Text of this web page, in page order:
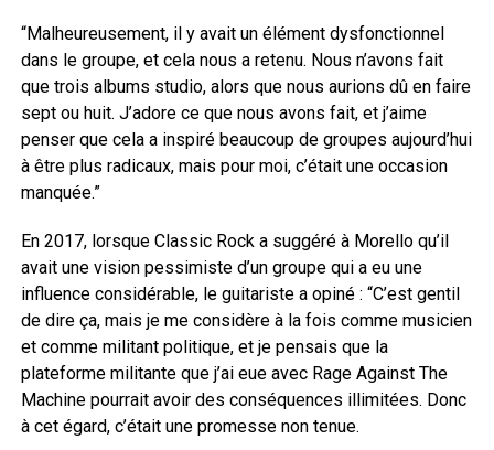
“Malheureusement, il y avait un élément dysfonctionnel
dans le groupe, et cela nous a retenu. Nous n’avons fait
que trois albums studio, alors que nous aurions dû en faire
sept ou huit. J’adore ce que nous avons fait, et j’aime
penser que cela a inspiré beaucoup de groupes aujourd’hui
à être plus radicaux, mais pour moi, c’était une occasion
manquée.”
En 2017, lorsque Classic Rock a suggéré à Morello qu’il
avait une vision pessimiste d’un groupe qui a eu une
influence considérable, le guitariste a opiné : “C’est gentil
de dire ça, mais je me considère à la fois comme musicien
et comme militant politique, et je pensais que la
plateforme militante que j’ai eue avec Rage Against The
Machine pourrait avoir des conséquences illimitées. Donc
à cet égard, c’était une promesse non tenue.